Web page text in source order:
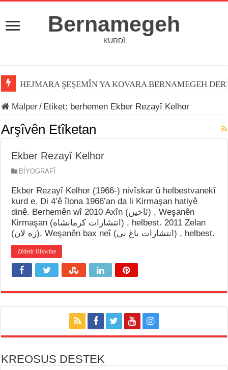
Bernamegeh
KURDÎ
HEJMARA ŞEŞEMÎN YA KOVARA BERNAMEGEH
Malper/ Etiket: berhemen Ekber Rezayî Kelhor
Arşîvên Etîketan
Ekber Rezayî Kelhor
BİYOGRAFÎ
Ekber Rezayî Kelhor (1966-) nivîskar û helbestvanekî
kurd e. Di 4’ê îlona 1966’an da li Kirmaşan hatiyê
dinê. Berhemên wî 2010 Axîn (ئاخین) , Weşanên
Kirmaşan (انتشارات کرمانشاه) , helbest. 2011 Zelan
(زه لان), Weşanên bax neî (انتشارات باغ نی) , helbest.
Zêdetir Bixwîne
KREOSUS DESTEK